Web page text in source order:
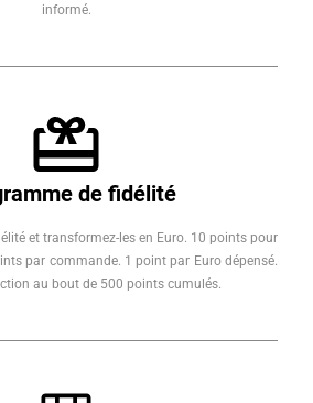
informé.
de fidélité
et transformez-les en Euro. 10 points pour
par commande. 1 point par Euro dépensé.
au bout de 500 points cumulés.